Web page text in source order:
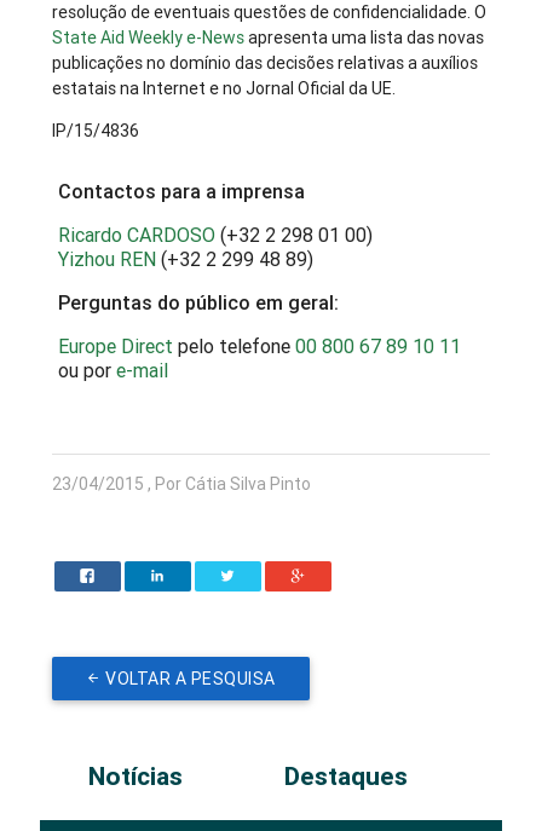
resolução de eventuais questões de confidencialidade. O
State Aid Weekly e-Newsapresenta uma lista das novas
publicações no domínio das decisões relativas a auxílios
estatais na Internet e no Jornal Oficial da UE.
IP/15/4836
Contactos para a imprensa
Ricardo CARDOSO (+32 2 298 01 00)
Yizhou REN (+32 2 299 48 89)
Perguntas do público em geral:
Europe Direct pelo telefone00 800 67 89 10 11
ou pore-mail
23/04/2015 , Por Cátia Silva Pinto
VOLTAR A PESQUISA
Notícias Destaques